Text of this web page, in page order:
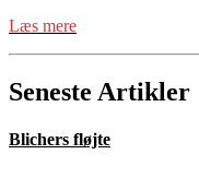
Læs mere
Seneste Artikler
Blichers fløjte